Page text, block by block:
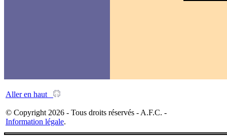
Aller en haut
© Copyright 2026 - Tous droits réservés - A.F.C. -
Information légale.